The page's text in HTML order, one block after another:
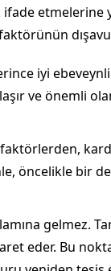
ifade
iyi ebeveynlik
ve önemli
öncelikle bir
gelmez.
eder. Bu